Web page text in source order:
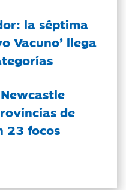
la séptima
Vacuno’ llega
de
23 focos